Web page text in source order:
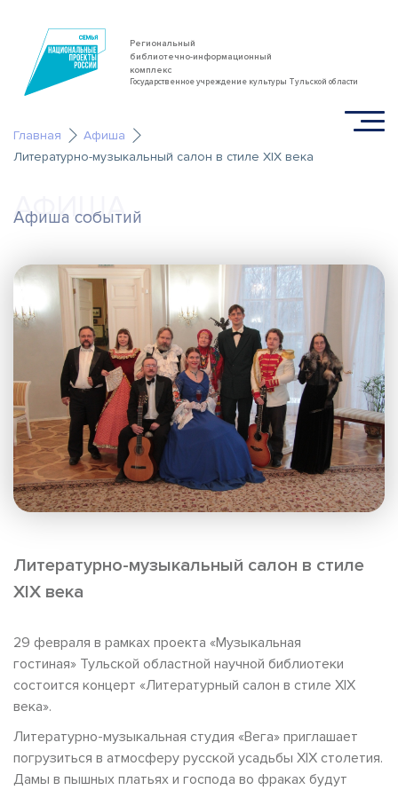
Региональный
библиотечно-информационный
комплекс
Государственное учреждение культуры Тульской области
Главная
Афиша
Литературно-музыкальный салон в стиле XIX века
Афиша событий
АФИША
Литературно-музыкальный салон в стиле
XIX века
29 февраля в рамках проекта «Музыкальная
гостиная» Тульской областной научной библиотеки
состоится концерт «Литературный салон в стиле XIX
века».
Литературно-музыкальная студия «Вега» приглашает
погрузиться в атмосферу русской усадьбы XIX столетия.
Дамы в пышных платьях и господа во фраках будут